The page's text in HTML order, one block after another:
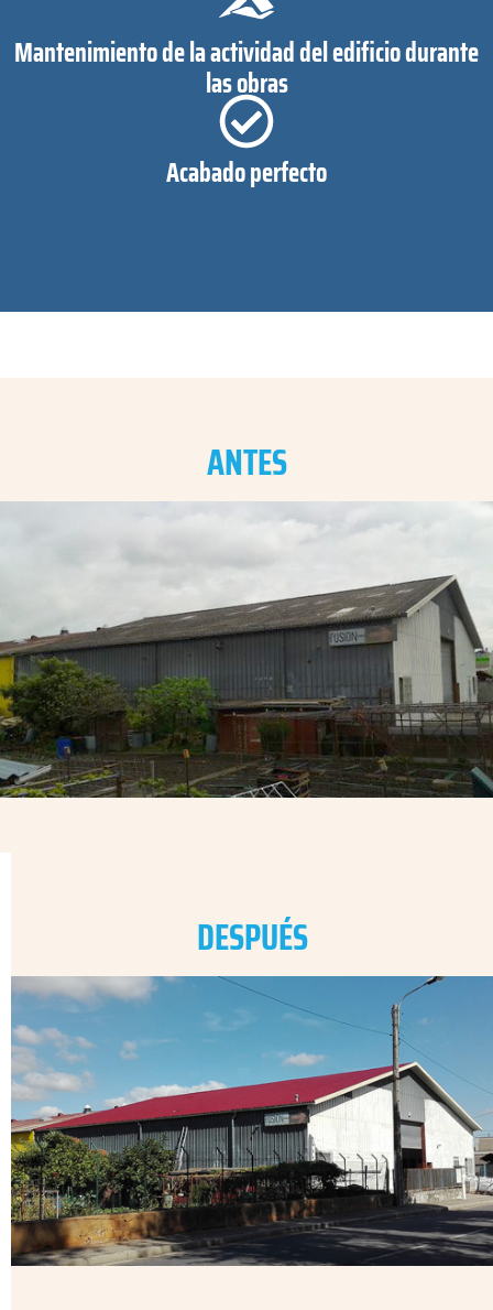
Mantenimiento de la actividad del edificio durante
las obras
Acabado perfecto
ANTES
DESPUÉS